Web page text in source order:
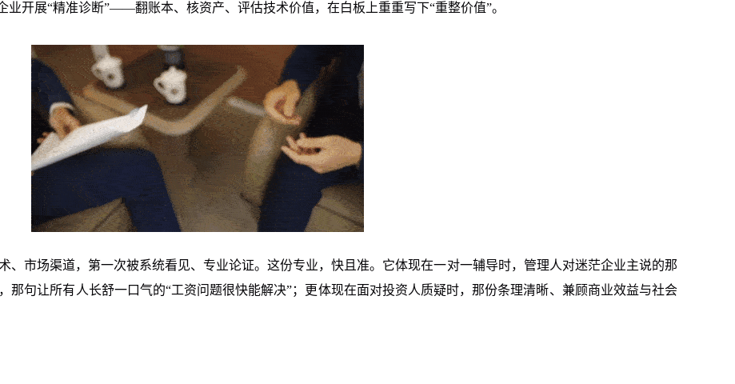
业开展“精准诊断”——翻账本、核资产、评估技术价值，在白板上重重写下“重整价值”。
市场渠道，第一次被系统看见、专业论证。这份专业，快且准。它体现在一对一辅导时，管理人对迷茫企业主说的那
那句让所有人长舒一口气的“工资问题很快能解决”；更体现在面对投资人质疑时，那份条理清晰、兼顾商业效益与社会